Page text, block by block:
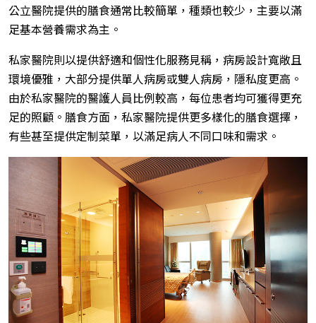
公立醫院提供的膳食通常比較簡單，種類也較少，主要以滿
足基本營養需求為主。
私家醫院則以提供舒適和個性化服務見稱，病房設計寬敞且
環境優雅，大部分提供單人病房或雙人病房，隱私度更高。
由於私家醫院的醫護人員比例較高，每位患者均可獲得更充
足的照顧。膳食方面，私家醫院提供更多樣化的膳食選擇，
有些甚至提供定制菜單，以滿足病人不同口味和需求。